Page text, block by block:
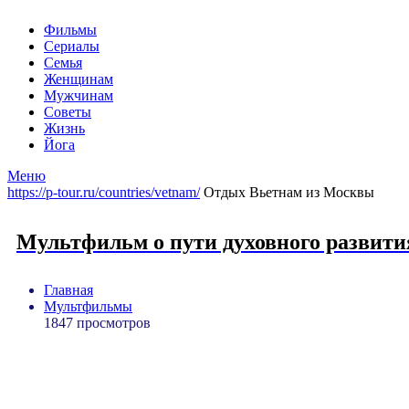
Фильмы
Сериалы
Семья
Женщинам
Мужчинам
Советы
Жизнь
Йога
Меню
https://p-tour.ru/countries/vetnam/Отдых Вьетнам из Москвы
Мультфильм о пути духовного
Главная
Мультфильмы
1847 просмотров